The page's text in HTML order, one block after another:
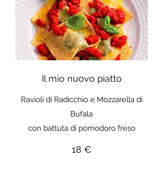
Il mio nuovo piatto
Ravioli di Radicchio e Mozzarella di
Bufala
con battuta di pomodoro freso
18 €